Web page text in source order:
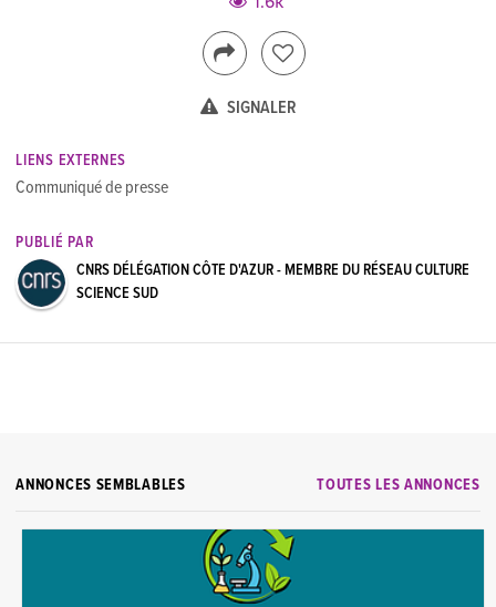
SIGNALER
LIENS EXTERNES
Communiqué de presse
PUBLIÉ PAR
CNRS DÉLÉGATION CÔTE D'AZUR - MEMBRE DU RÉSEAU CULTURE
SCIENCE SUD
TOUTES LES ANNONCES
ANNONCES SEMBLABLES